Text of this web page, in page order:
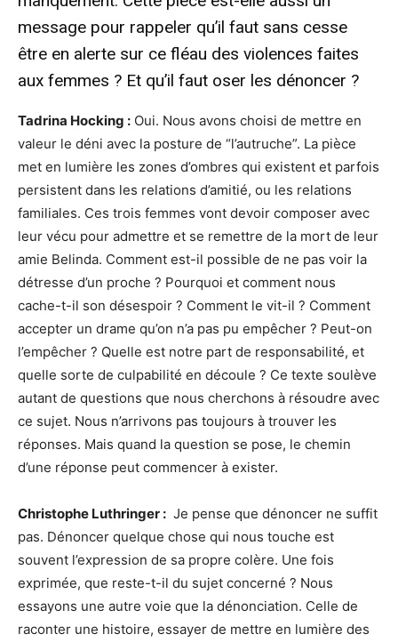
message pour rappeler qu’il faut sans cesse
être en alerte sur ce fléau des violences faites
aux femmes ? Et qu’il faut oser les dénoncer ?
Tadrina Hocking : Oui. Nous avons choisi de mettre en
valeur le déni avec la posture de “l’autruche”. La pièce
met en lumière les zones d’ombres qui existent et parfois
persistent dans les relations d’amitié, ou les relations
familiales. Ces trois femmes vont devoir composer avec
leur vécu pour admettre et se remettre de la mort de leur
amie Belinda. Comment est-il possible de ne pas voir la
détresse d’un proche ? Pourquoi et comment nous
cache-t-il son désespoir ? Comment le vit-il ? Comment
accepter un drame qu’on n’a pas pu empêcher ? Peut-on
l’empêcher ? Quelle est notre part de responsabilité, et
quelle sorte de culpabilité en découle ? Ce texte soulève
autant de questions que nous cherchons à résoudre avec
ce sujet. Nous n’arrivons pas toujours à trouver les
réponses. Mais quand la question se pose, le chemin
d’une réponse peut commencer à exister.
Christophe Luthringer : Je pense que dénoncer ne suffit
pas. Dénoncer quelque chose qui nous touche est
souvent l’expression de sa propre colère. Une fois
exprimée, que reste-t-il du sujet concerné ? Nous
essayons une autre voie que la dénonciation. Celle de
raconter une histoire, essayer de mettre en lumière des